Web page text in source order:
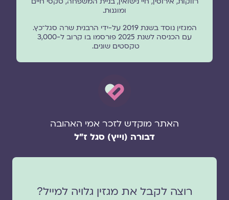
ומוגנוּת.
המגזין נוסד בשנת 2019 על-ידי הרבנית שרה סגל־כץ.
עם הכניסה לשנת 2025 פורסמו בו קרוב ל-3,000
טקסטים שונים.
האתר מוקדש לזכר אמי האהובה
דבורה (וייץ) סגל ז"ל
רוצה לקבל את מגזין גלויה למייל?